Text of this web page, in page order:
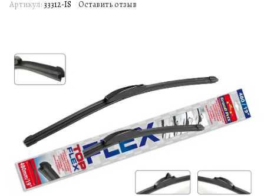
Артикул: 33312-IS Оставить отзыв